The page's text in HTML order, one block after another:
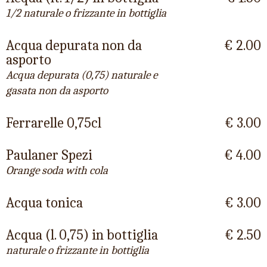
1/2 naturale o frizzante in bottiglia
Acqua depurata non da
asporto
Acqua depurata (0,75) naturale e
gasata non da asporto
€ 2.00
Ferrarelle 0,75cl
€ 3.00
Paulaner Spezi
Orange soda with cola
€ 4.00
Acqua tonica
€ 3.00
Acqua (l. 0,75) in bottiglia
naturale o frizzante in bottiglia
€ 2.50